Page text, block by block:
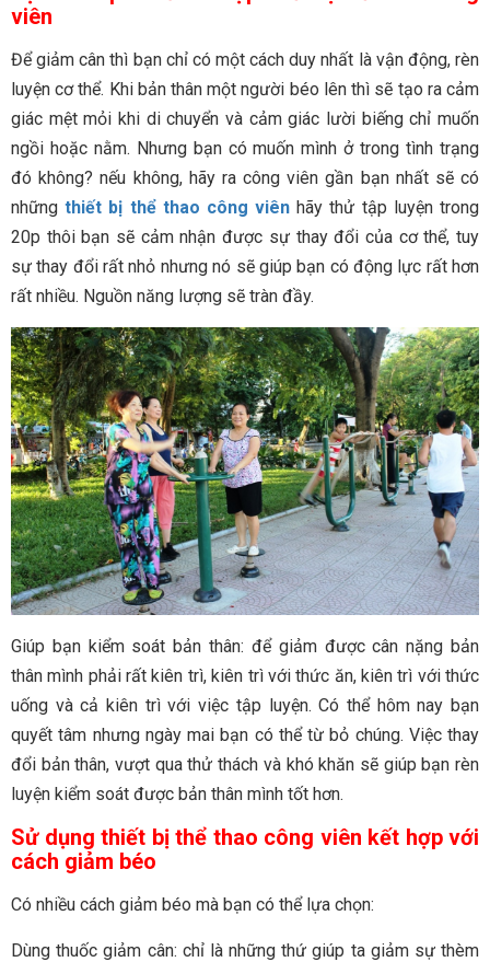
viên
Để giảm cân thì bạn chỉ có một cách duy nhất là vận động, rèn
luyện cơ thể. Khi bản thân một người béo lên thì sẽ tạo ra cảm
giác mệt mỏi khi di chuyển và cảm giác lười biếng chỉ muốn
ngồi hoặc nằm. Nhưng bạn có muốn mình ở trong tình trạng
đó không? nếu không, hãy ra công viên gần bạn nhất sẽ có
nhữngthiết bị thể thao công viên hãy thử tập luyện trong
20p thôi bạn sẽ cảm nhận được sự thay đổi của cơ thể, tuy
sự thay đổi rất nhỏ nhưng nó sẽ giúp bạn có động lực rất hơn
rất nhiều. Nguồn năng lượng sẽ tràn đầy.
Giúp bạn kiểm soát bản thân: để giảm được cân nặng bản
thân mình phải rất kiên trì, kiên trì với thức ăn, kiên trì với thức
uống và cả kiên trì với việc tập luyện. Có thể hôm nay bạn
quyết tâm nhưng ngày mai bạn có thể từ bỏ chúng. Việc thay
đổi bản thân, vượt qua thử thách và khó khăn sẽ giúp bạn rèn
luyện kiểm soát được bản thân mình tốt hơn.
Sử dụng thiết bị thể thao công viên kết hợp với
cách giảm béo
Có nhiều cách giảm béo mà bạn có thể lựa chọn:
Dùng thuốc giảm cân: chỉ là những thứ giúp ta giảm sự thèm